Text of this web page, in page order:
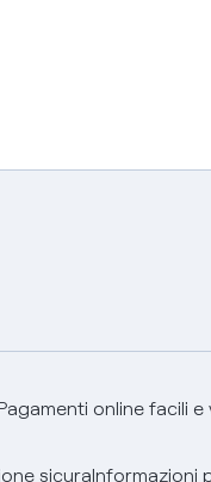
online facili
sicuraInformazioni